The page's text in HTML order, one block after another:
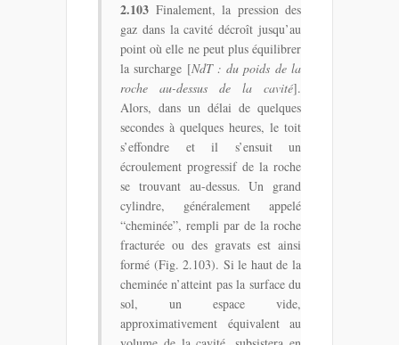
2.103 Finalement, la pression des
gaz dans la cavité décroît jusqu’au
point où elle ne peut plus équilibrer
la surcharge [NdT : du poids de la
roche au-dessus de la cavité].
Alors, dans un délai de quelques
secondes à quelques heures, le toit
s’effondre et il s’ensuit un
écroulement progressif de la roche
se trouvant au-dessus. Un grand
cylindre, généralement appelé
“cheminée”, rempli par de la roche
fracturée ou des gravats est ainsi
formé (Fig. 2.103). Si le haut de la
cheminée n’atteint pas la surface du
sol, un espace vide,
approximativement équivalent au